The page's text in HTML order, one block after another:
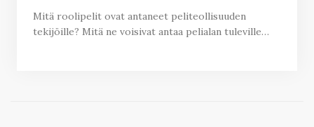
Mitä roolipelit ovat antaneet peliteollisuuden
tekijöille? Mitä ne voisivat antaa pelialan tuleville…